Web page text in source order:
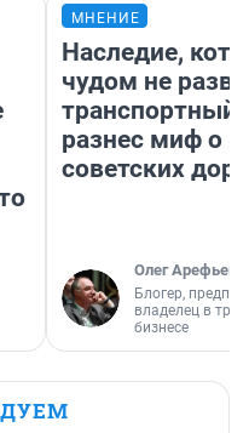
МНЕНИЕ
Наследие,
чудом не
транспортный
разнес миф о
советских
Олег Арефьев
Блогер,
владелец в
бизнесе